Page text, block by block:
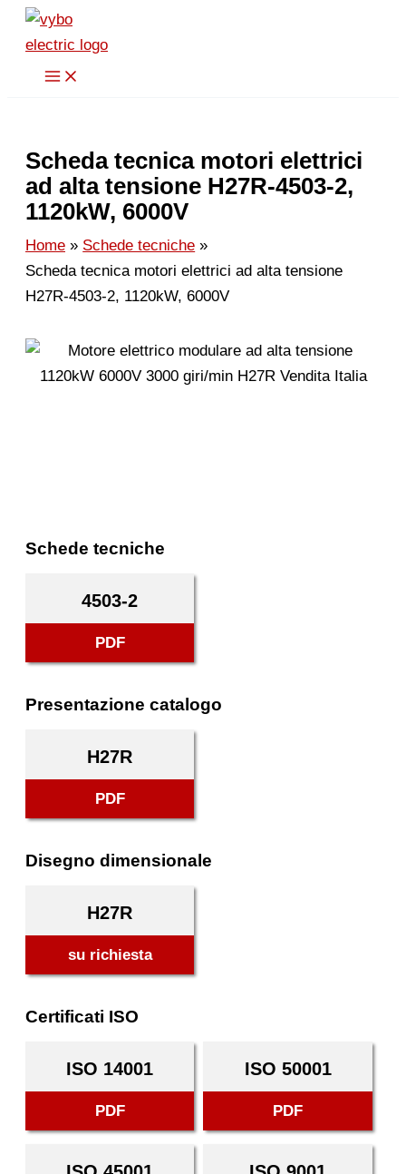
Vai
contenuto
Scheda tecnica motori elettrici
ad alta tensione H27R-4503-2,
1120kW, 6000V
Home
Schede tecniche
Scheda tecnica motori elettrici ad alta tensione
H27R-4503-2, 1120kW, 6000V
Schede tecniche
4503-2
PDF
Presentazione catalogo
H27R
PDF
Disegno dimensionale
H27R
su richiesta
Certificati ISO
ISO 14001
PDF
ISO 50001
PDF